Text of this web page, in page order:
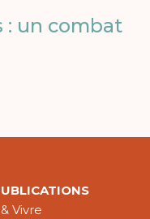
: un combat
Vivre